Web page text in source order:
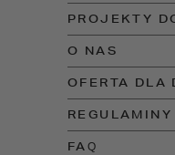
PROJEKTY
O NAS
OFERTA DLA
REGULAMINY
FAQ